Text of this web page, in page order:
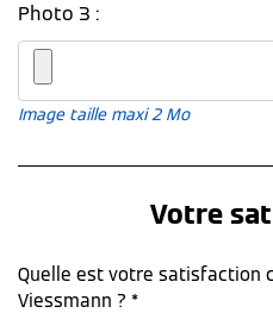
Photo 3 :
Image taille maxi 2 Mo
Votre
Quelle est votre satisfaction
Viessmann ? *